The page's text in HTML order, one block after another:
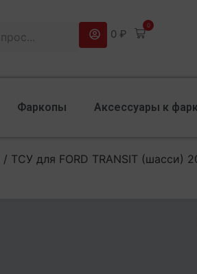
0 ₽
0
Фаркопы Аксессуары к
/ ТСУ для FORD TRANSIT (шасси)